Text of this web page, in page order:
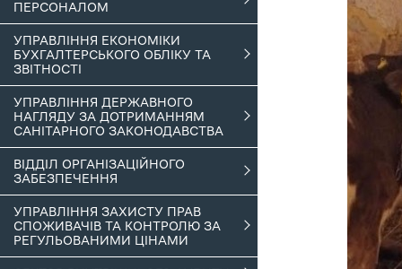
ПЕРСОНАЛОМ
УПРАВЛІННЯ ЕКОНОМІКИ
БУХГАЛТЕРСЬКОГО ОБЛІКУ ТА
ЗВІТНОСТІ
УПРАВЛІННЯ ДЕРЖАВНОГО
НАГЛЯДУ ЗА ДОТРИМАННЯМ
САНІТАРНОГО ЗАКОНОДАВСТВА
ВІДДІЛ ОРГАНІЗАЦІЙНОГО
ЗАБЕЗПЕЧЕННЯ
УПРАВЛІННЯ ЗАХИСТУ ПРАВ
СПОЖИВАЧІВ ТА КОНТРОЛЮ ЗА
РЕГУЛЬОВАНИМИ ЦІНАМИ